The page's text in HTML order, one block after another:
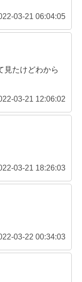
03-21 06:04:05
見たけどわから
03-21 12:06:02
03-21 18:26:03
03-22 00:34:03